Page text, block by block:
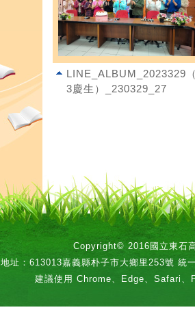
LINE_ALBUM_2023329
3慶生）_230329_27
Copyright© 2016國立東石
地址：613013嘉義縣朴子市大鄉里253號 統
建議使用 Chrome、Edge、Safari